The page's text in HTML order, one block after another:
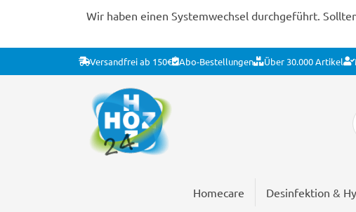
Wir haben einen Systemwechsel durchgeführt.
Versandfrei ab 150€ Abo-Bestellungen Über 30.000 Artikel
Homecare Desinfektion &